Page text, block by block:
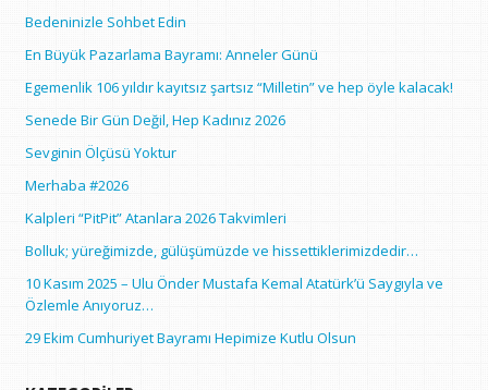
Bedeninizle Sohbet Edin
En Büyük Pazarlama Bayramı: Anneler Günü
Egemenlik 106 yıldır kayıtsız şartsız “Milletin” ve hep öyle kalacak!
Senede Bir Gün Değil, Hep Kadınız 2026
Sevginin Ölçüsü Yoktur
Merhaba #2026
Kalpleri “PitPit” Atanlara 2026 Takvimleri
Bolluk; yüreğimizde, gülüşümüzde ve hissettiklerimizdedir…
10 Kasım 2025 – Ulu Önder Mustafa Kemal Atatürk’ü Saygıyla ve
Özlemle Anıyoruz…
29 Ekim Cumhuriyet Bayramı Hepimize Kutlu Olsun